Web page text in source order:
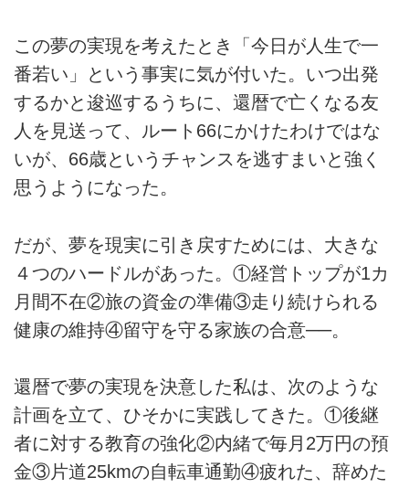
この夢の実現を考えたとき「今日が人生で一
番若い」という事実に気が付いた。いつ出発
するかと逡巡するうちに、還暦で亡くなる友
人を見送って、ルート66にかけたわけではな
いが、66歳というチャンスを逃すまいと強く
思うようになった。
だが、夢を現実に引き戻すためには、大きな
４つのハードルがあった。①経営トップが1カ
月間不在②旅の資金の準備③走り続けられる
健康の維持④留守を守る家族の合意──。
還暦で夢の実現を決意した私は、次のような
計画を立て、ひそかに実践してきた。①後継
者に対する教育の強化②内緒で毎月2万円の預
金③片道25kmの自転車通勤④疲れた、辞めた